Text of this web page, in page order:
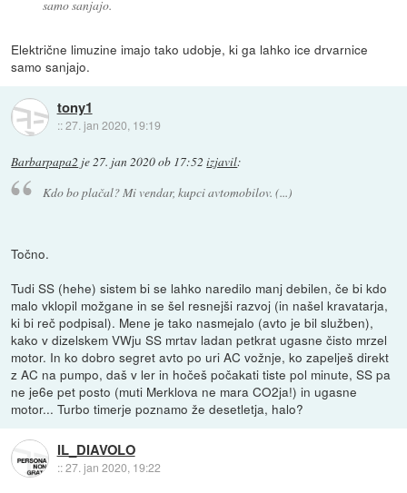
samo sanjajo.
Električne limuzine imajo tako udobje, ki ga lahko ice drvarnice
samo sanjajo.
tony1
::27. jan 2020, 19:19
Barbarpapa2 je27. jan 2020 ob 17:52 izjavil:
Kdo bo plačal? Mi vendar, kupci avtomobilov. (...)
Točno.
Tudi SS (hehe) sistem bi se lahko naredilo manj debilen, če bi kdo
malo vklopil možgane in se šel resnejši razvoj (in našel kravatarja,
ki bi reč podpisal). Mene je tako nasmejalo (avto je bil služben),
kako v dizelskem VWju SS mrtav ladan petkrat ugasne čisto mrzel
motor. In ko dobro segret avto po uri AC vožnje, ko zapelješ direkt
z AC na pumpo, daš v ler in hočeš počakati tiste pol minute, SS pa
ne je6e pet posto (muti Merklova ne mara CO2ja!) in ugasne
motor... Turbo timerje poznamo že desetletja, halo?
IL_DIAVOLO
::27. jan 2020, 19:22